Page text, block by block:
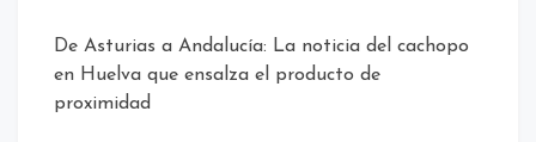
De Asturias a Andalucía: La noticia del cachopo
en Huelva que ensalza el producto de
proximidad